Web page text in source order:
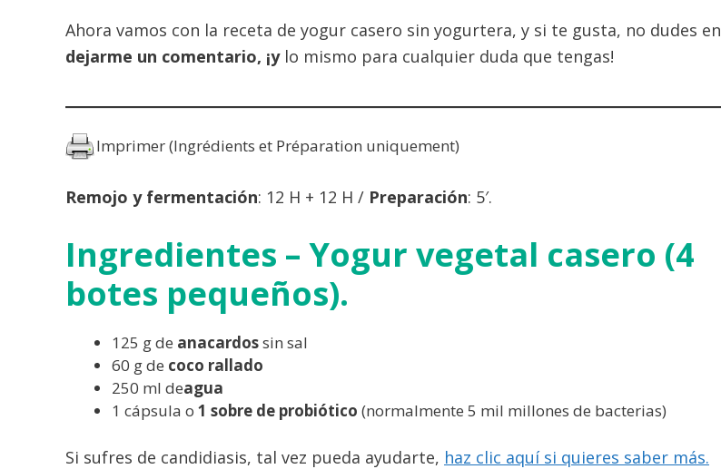
Ahora vamos con la receta de yogur casero sin yogurtera, y si te gusta, no dudes en
dejarme un comentario, ¡ylo mismo para cualquier duda que tengas!
Imprimer (Ingrédients et Préparation uniquement)
Remojo y fermentación: 12 H + 12 H / Preparación: 5′.
Ingredientes – Yogur vegetal casero (4
botes pequeños).
125 g de anacardossin sal
60 g de coco rallado
250 ml deagua
1 cápsula o 1 sobre de probiótico (normalmente 5 mil millones de bacterias)
Si sufres de candidiasis, tal vez pueda ayudarte, haz clic aquí si quieres saber más.